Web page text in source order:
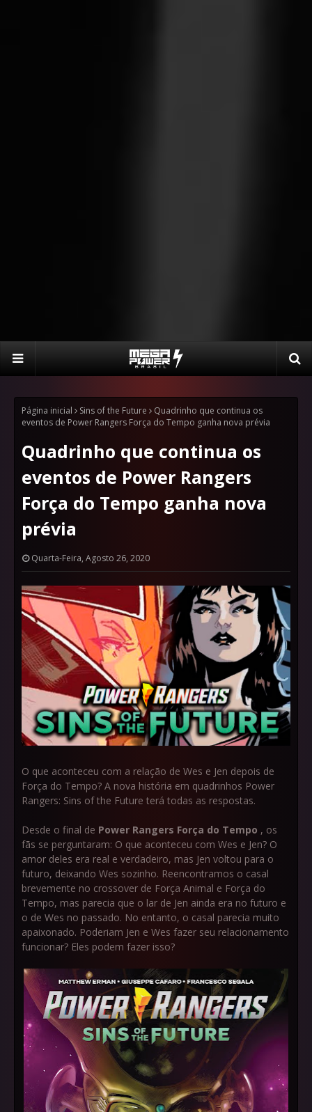
Página inicial Sins of the Future
Quadrinho que continua os
eventos de Power Rangers Força do Tempo ganha nova prévia
Quadrinho que continua os
eventos de Power Rangers
Força do Tempo ganha nova
prévia
Quarta-Feira, Agosto 26, 2020
O que aconteceu com a relação de Wes e Jen depois de
Força do Tempo? A nova história em quadrinhos Power
Rangers: Sins of the Future terá todas as respostas.
Desde o final de Power Rangers Força do Tempo , os
fãs se perguntaram: O que aconteceu com Wes e Jen? O
amor deles era real e verdadeiro, mas Jen voltou para o
futuro, deixando Wes sozinho. Reencontramos o casal
brevemente no crossover de Força Animal e Força do
Tempo, mas parecia que o lar de Jen ainda era no futuro e
o de Wes no passado. No entanto, o casal parecia muito
apaixonado. Poderiam Jen e Wes fazer seu relacionamento
funcionar? Eles podem fazer isso?